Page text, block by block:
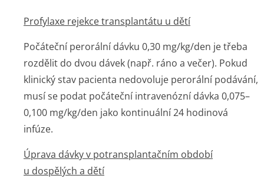
Profylaxe rejekce transplantátu u dětí
Počáteční perorální dávku 0,30 mg/kg/den je třeba
rozdělit do dvou dávek (např. ráno a večer). Pokud
klinický stav pacienta nedovoluje perorální podávání,
musí se podat počáteční intravenózní dávka 0,075–
0,100 mg/kg/den jako kontinuální 24 hodinová
infúze.
Úprava dávky v potransplantačním období
u dospělých a dětí